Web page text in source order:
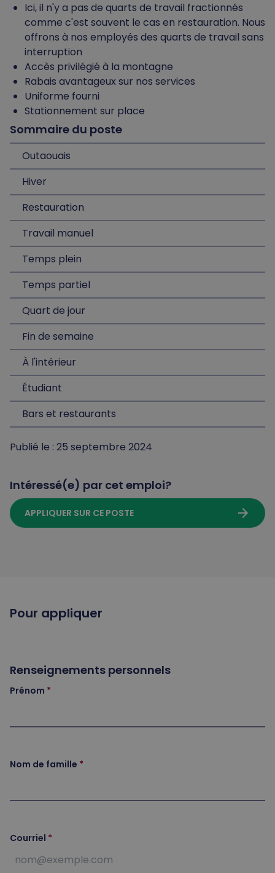
Ici, il n'y a pas de quarts de travail fractionnés
comme c'est souvent le cas en restauration. Nous
offrons à nos employés des quarts de travail sans
interruption
Accès privilégié à la montagne
Rabais avantageux sur nos services
Uniforme fourni
Stationnement sur place
Sommaire du poste
Outaouais
Hiver
Restauration
Travail manuel
Temps plein
Temps partiel
Quart de jour
Fin de semaine
À l'intérieur
Étudiant
Bars et restaurants
Publié le : 25 septembre 2024
Intéressé(e) par cet emploi?
APPLIQUER SUR CE POSTE arrow_forward
Pour appliquer
Renseignements personnels
Prénom
Nom de famille
Courriel